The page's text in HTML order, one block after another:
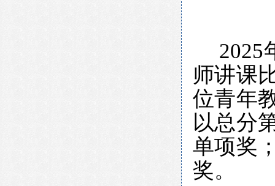
2025
师讲课
位青年
以总分
单项奖
奖。